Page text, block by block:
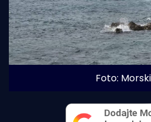
Foto: